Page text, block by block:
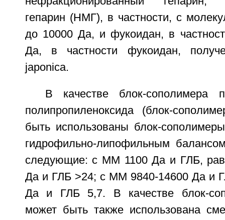
гепарин (НМГ), в частности, с
до 10000 Да, и фукоидан, в
Да, в частности фукоидан,
japonica.
В качестве блок-сополимера
полипропиленоксида (блок-
быть использованы блок-
гидрофильно-липофильным
следующие: с ММ 1100 Да и ГЛБ,
Да и ГЛБ >24; с ММ 9840-14600 Да и
Да и ГЛБ 5,7. В качестве блок-
может быть также использована